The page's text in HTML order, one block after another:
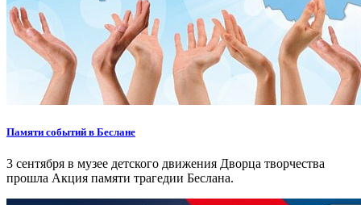
Памяти событий в Беслане
3 сентября в музее детского движения Дворца творчества
прошла Акция памяти трагедии Беслана.